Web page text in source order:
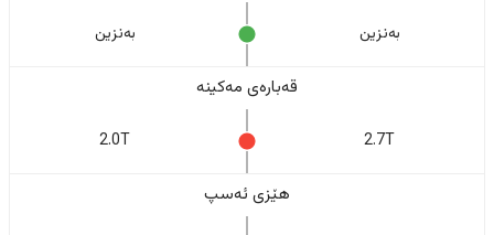
بەنزین بەنزین
قەبارەی مەکینە
2.7T
2.0T
هێزی ئەسپ